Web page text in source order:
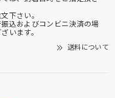
下さい。
込およびコンビニ決済の場
います。
送料について